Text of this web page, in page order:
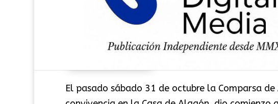
Comparsa de Alagoneses día de
|Fiestas
El pasado sábado 31 de octubre la Comparsa